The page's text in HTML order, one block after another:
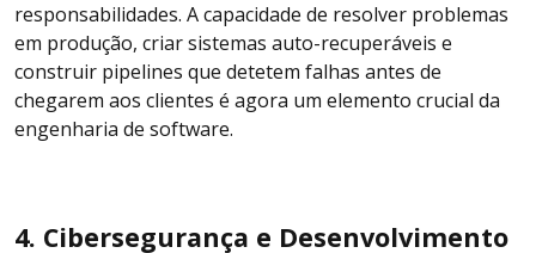
responsabilidades. A capacidade de resolver problemas
em produção, criar sistemas auto-recuperáveis e
construir pipelines que detetem falhas antes de
chegarem aos clientes é agora um elemento crucial da
engenharia de software.
4. Cibersegurança e Desenvolvimento